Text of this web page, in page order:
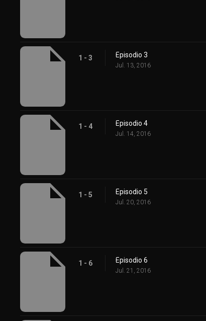
1 - 3 Episodio 3
Jul. 13, 2016
1 - 4 Episodio 4
Jul. 14, 2016
1 - 5 Episodio 5
Jul. 20, 2016
1 - 6 Episodio 6
Jul. 21, 2016